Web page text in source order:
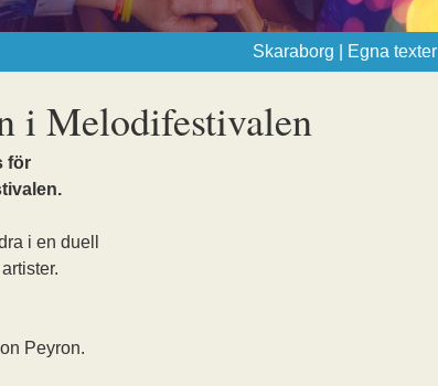
Skaraborg | Egna texter
i Melodifestivalen
för
i en duell
Peyron.